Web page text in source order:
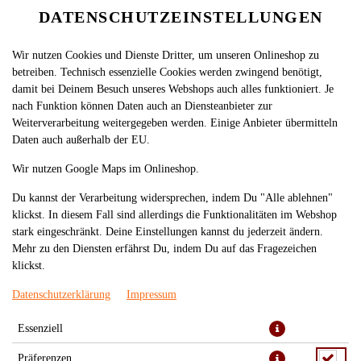
547. SPECIAL TAMAGO ROLL
INSIDE OUT (8 STÜCK)
DATENSCHUTZEINSTELLUNGEN
Wir nutzen Cookies und Dienste Dritter, um unseren Onlineshop zu
betreiben. Technisch essenzielle Cookies werden zwingend benötigt,
damit bei Deinem Besuch unseres Webshops auch alles funktioniert. Je
nach Funktion können Daten auch an Diensteanbieter zur
Weiterverarbeitung weitergegeben werden. Einige Anbieter übermitteln
Daten auch außerhalb der EU.
Wir nutzen Google Maps im Onlineshop.
Du kannst der Verarbeitung widersprechen, indem Du "Alle ablehnen"
klickst. In diesem Fall sind allerdings die Funktionalitäten im Webshop
stark eingeschränkt. Deine Einstellungen kannst du jederzeit ändern.
Mehr zu den Diensten erfährst Du, indem Du auf das Fragezeichen
klickst.
Datenschutzerklärung Impressum
Essenziell
Präferenzen